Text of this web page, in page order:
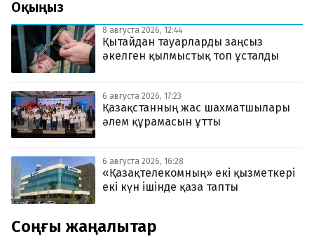
Оқыңыз
8 августа 2026, 12:44
Қытайдан тауарларды заңсыз
әкелген қылмыстық топ ұсталды
6 августа 2026, 17:23
Қазақстанның жас шахматшылары
әлем құрамасын ұтты
6 августа 2026, 16:28
«Қазақтелекомның» екі қызметкері
екі күн ішінде қаза тапты
Соңғы жаңалықтар